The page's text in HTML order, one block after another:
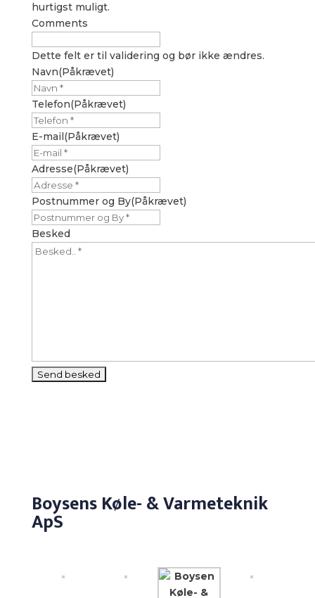
hurtigst muligt.
Comments
Dette felt er til validering og bør ikke ændres.
Navn(Påkrævet)
Telefon(Påkrævet)
E-mail(Påkrævet)
Adresse(Påkrævet)
Postnummer og By(Påkrævet)
Besked
Boysens Køle- & Varmeteknik
ApS